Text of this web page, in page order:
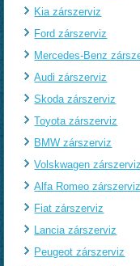
Kia zárszerviz
Ford zárszerviz
Mercedes-Benz
Audi zárszerviz
Skoda zárszerviz
Toyota zárszerviz
BMW zárszerviz
Volskwagen zárszerviz
Alfa Romeo zárszerviz
Fiat zárszerviz
Lancia zárszerviz
Peugeot zárszerviz